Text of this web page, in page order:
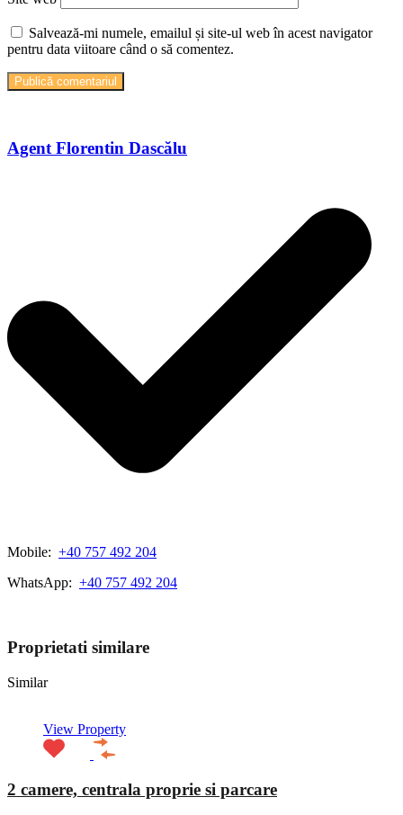
Salvează-mi numele, emailul și site-ul web în acest navigator
pentru data viitoare când o să comentez.
Agent Florentin Dascălu
Mobile: +40 757 492 204
WhatsApp: +40 757 492 204
Proprietati similare
Similar
View Property
2 camere, centrala proprie si parcare